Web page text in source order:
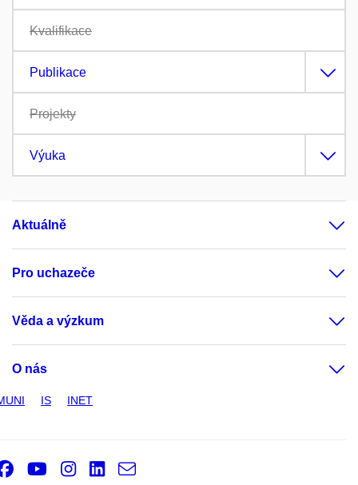
Kvalifikace
Publikace
Projekty
Výuka
Aktuálně
Pro uchazeče
Věda a výzkum
O nás
IS INET
Facebook
Youtube
Instagram
LinkedIn
e-